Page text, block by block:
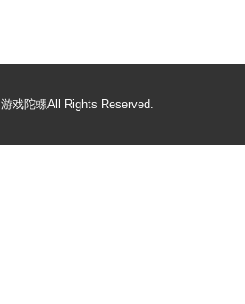
游戏陀螺All Rights Reserved.